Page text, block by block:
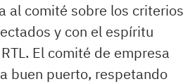
al comité sobre los criterios
y con el espíritu
El comité de empresa
buen puerto, respetando